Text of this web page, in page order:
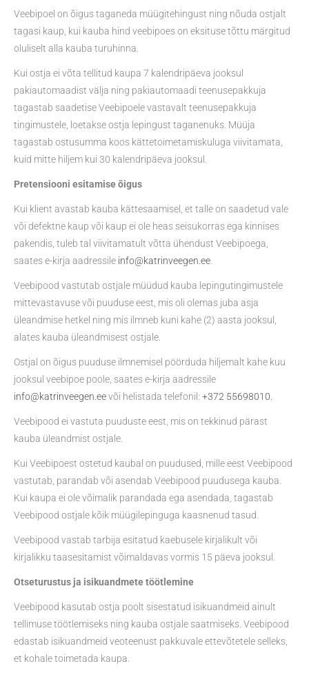
Veebipoel on õigus taganeda müügitehingust ning nõuda ostjalt
tagasi kaup, kui kauba hind veebipoes on eksituse tõttu märgitud
oluliselt alla kauba turuhinna.
Kui ostja ei võta tellitud kaupa 7 kalendripäeva jooksul
pakiautomaadist välja ning pakiautomaadi teenusepakkuja
tagastab saadetise Veebipoele vastavalt teenusepakkuja
tingimustele, loetakse ostja lepingust taganenuks. Müüja
tagastab ostusumma koos kättetoimetamiskuluga viivitamata,
kuid mitte hiljem kui 30 kalendripäeva jooksul.
Pretensiooni esitamise õigus
Kui klient avastab kauba kättesaamisel, et talle on saadetud vale
või defektne kaup või kaup ei ole heas seisukorras ega kinnises
pakendis, tuleb tal viivitamatult võtta ühendust Veebipoega,
saates e-kirja aadressile info@katrinveegen.ee
Veebipood vastutab ostjale müüdud kauba lepingutingimustele
mittevastavuse või puuduse eest, mis oli olemas juba asja
üleandmise hetkel ning mis ilmneb kuni kahe (2) aasta jooksul,
alates kauba üleandmisest ostjale.
Ostjal on õigus puuduse ilmnemisel pöörduda hiljemalt kahe kuu
jooksul veebipoe poole, saates e-kirja aadressile
info@katrinveegen.eevõi helistada telefonil: +372 55698010.
Veebipood ei vastuta puuduste eest, mis on tekkinud pärast
kauba üleandmist ostjale.
Kui Veebipoest ostetud kaubal on puudused, mille eest Veebipood
vastutab, parandab või asendab Veebipood puudusega kauba.
Kui kaupa ei ole võimalik parandada ega asendada, tagastab
Veebipood ostjale kõik müügilepinguga kaasnenud tasud.
Veebipood vastab tarbija esitatud kaebusele kirjalikult või
kirjalikku taasesitamist võimaldavas vormis 15 päeva jooksul.
Otseturustus ja isikuandmete töötlemine
Veebipood kasutab ostja poolt sisestatud isikuandmeid ainult
tellimuse töötlemiseks ning kauba ostjale saatmiseks. Veebipood
edastab isikuandmeid veoteenust pakkuvale ettevõtetele selleks,
et kohale toimetada kaupa.